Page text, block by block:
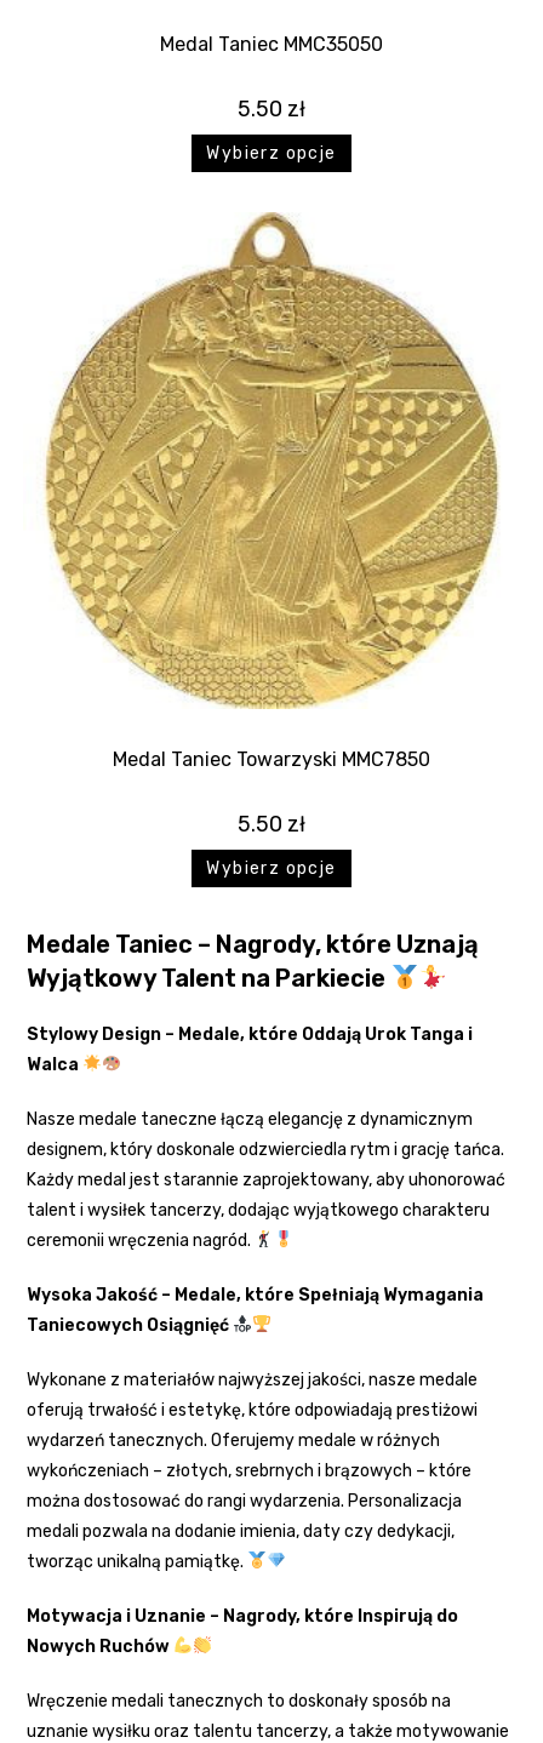
Medal Taniec MMC35050
5.50 zł
Wybierz opcje
Medal Taniec Towarzyski MMC7850
5.50 zł
Wybierz opcje
Medale Taniec – Nagrody, które Uznają
Wyjątkowy Talent na Parkiecie
Stylowy Design – Medale, które Oddają Urok Tanga i
Walca
Nasze medale taneczne łączą elegancję z dynamicznym
designem, który doskonale odzwierciedla rytm i grację tańca.
Każdy medal jest starannie zaprojektowany, aby uhonorować
talent i wysiłek tancerzy, dodając wyjątkowego charakteru
ceremonii wręczenia nagród.
Wysoka Jakość – Medale, które Spełniają Wymagania
Taniecowych Osiągnięć
Wykonane z materiałów najwyższej jakości, nasze medale
oferują trwałość i estetykę, które odpowiadają prestiżowi
wydarzeń tanecznych. Oferujemy medale w różnych
wykończeniach – złotych, srebrnych i brązowych – które
można dostosować do rangi wydarzenia. Personalizacja
medali pozwala na dodanie imienia, daty czy dedykacji,
tworząc unikalną pamiątkę.
Motywacja i Uznanie – Nagrody, które Inspirują do
Nowych Ruchów
Wręczenie medali tanecznych to doskonały sposób na
uznanie wysiłku oraz talentu tancerzy, a także motywowanie